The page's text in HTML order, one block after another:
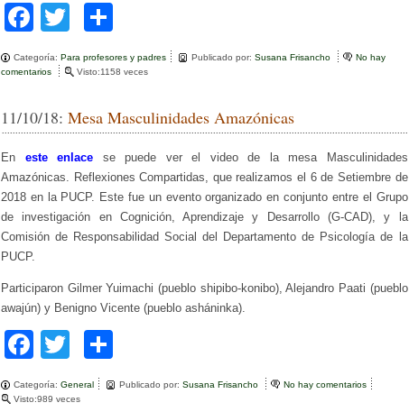
F
a
c
b
o
o
k
tt
m
ar
tir
Categoría: Para profesores y padres Publicado por: Susana Frisancho
No hay
comentarios
o
l
a
Visto:1158 veces
11/10/18: Mesa Masculinidades Amazónicas
En este enlace se puede ver el video de la mesa Masculinidades
Amazónicas. Reflexiones Compartidas, que realizamos el 6 de Setiembre de
2018 en la PUCP. Este fue un evento organizado en conjunto entre el Grupo
de investigación en Cognición, Aprendizaje y Desarrollo (G-CAD), y la
Comisión de Responsabilidad Social del Departamento de Psicología de la
PUCP.
Participaron Gilmer Yuimachi (pueblo shipibo-konibo), Alejandro Paati (pueblo
awajún) y Benigno Vicente (pueblo asháninka).
F
a
c
wi
tt
o
Categoría: General Publicado por: Susana Frisancho No hay comentarios e
Visto:989 veces